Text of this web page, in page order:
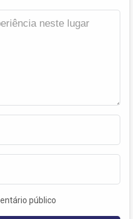
público